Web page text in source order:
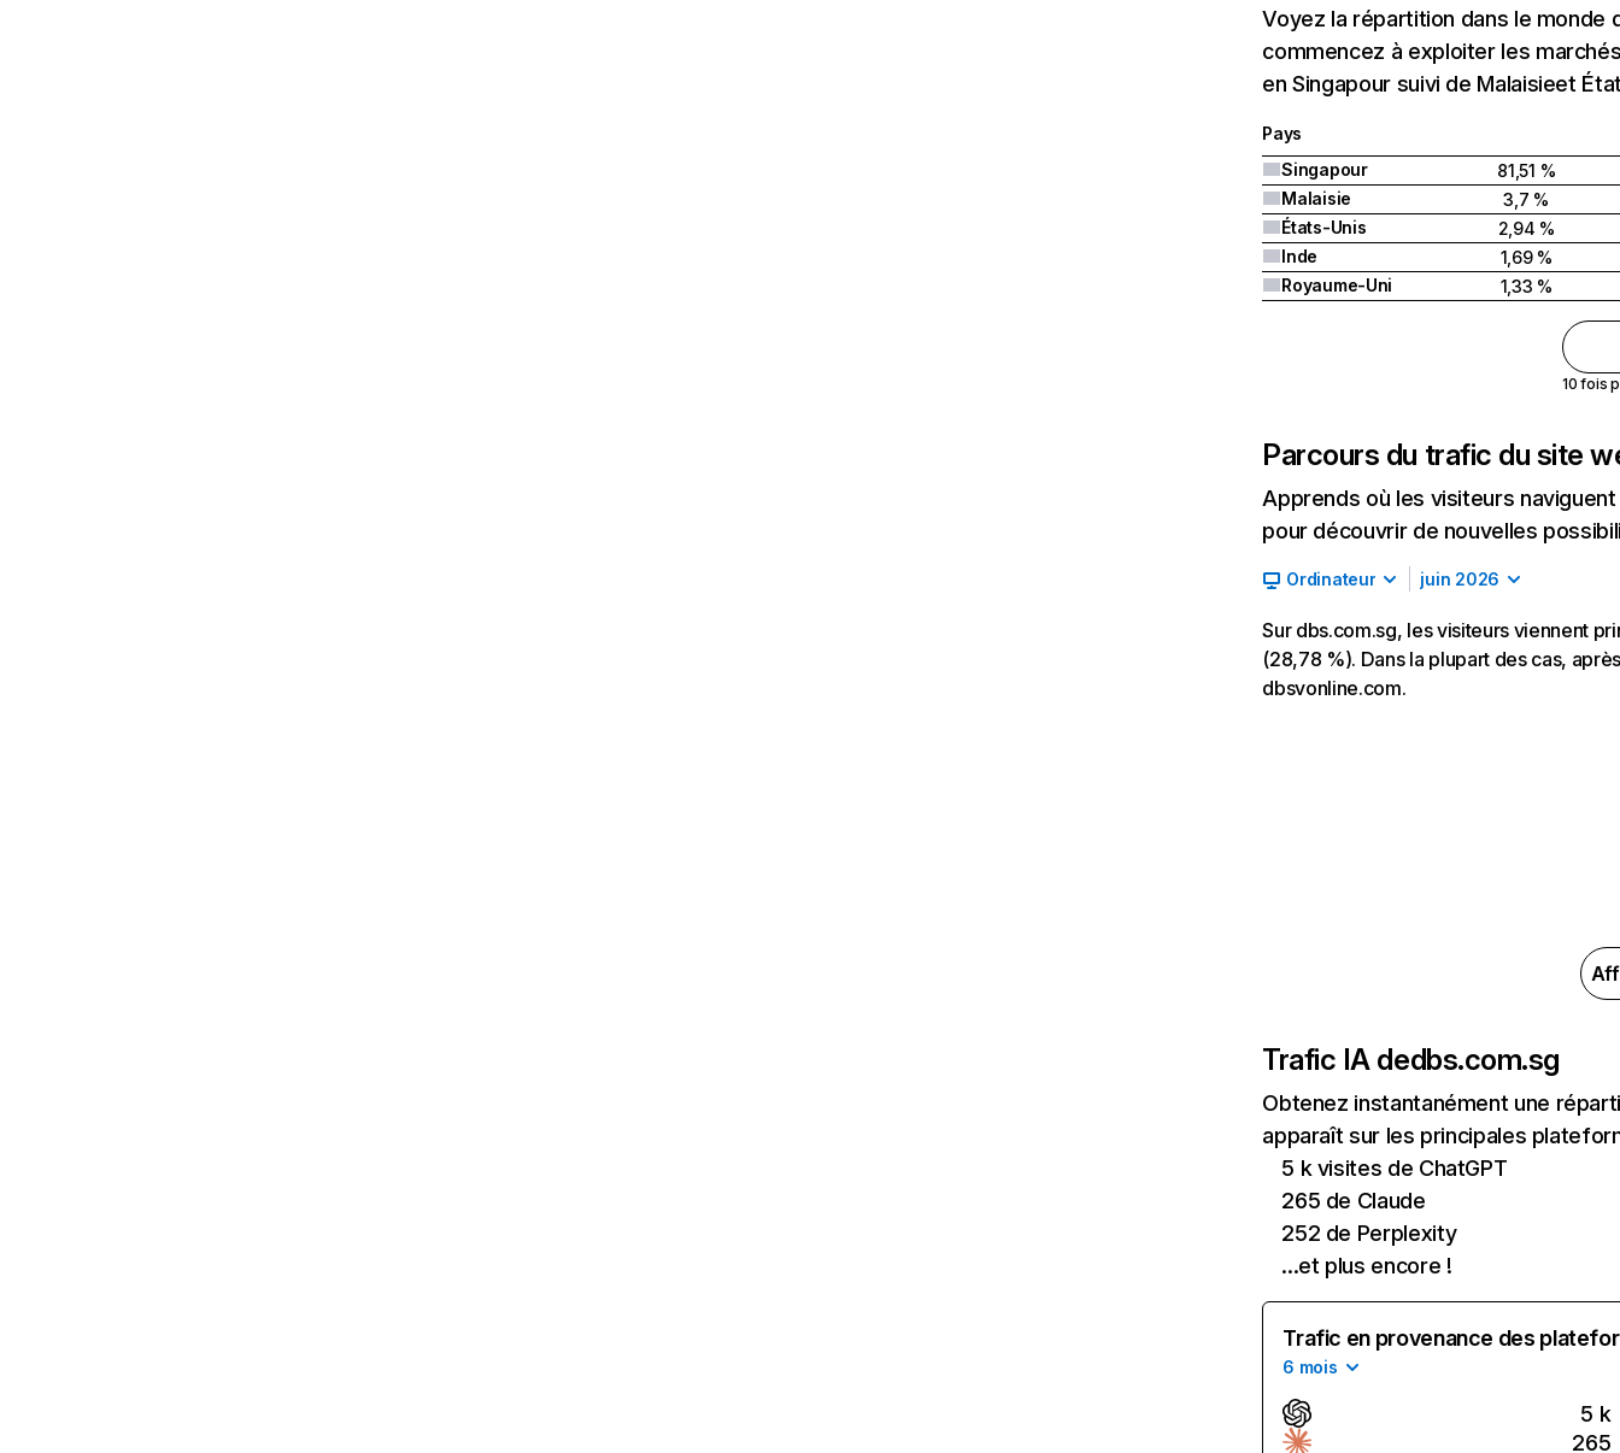
Voyez la répartition dans le
commencez à exploiter les
en Singapour suivi de Malaisieet
Pays
Singapour
81,51 %
Malaisie
3,7 %
États-Unis
2,94 %
Inde
1,69 %
Royaume-Uni
1,33 %
10 fois
Parcours du trafic du site
Apprends où les visiteurs
pour découvrir de nouvelles
Ordinateur juin 2026
Sur dbs.com.sg, les visiteurs viennent
(28,78 %). Dans la plupart des cas,
dbsvonline.com.
Trafic IA dedbs.com.sg
Obtenez instantanément une
apparaît sur les principales
5 k visites de ChatGPT
265 de Claude
252 de Perplexity
...et plus encore !
Trafic en provenance des
6 mois
5 k
265